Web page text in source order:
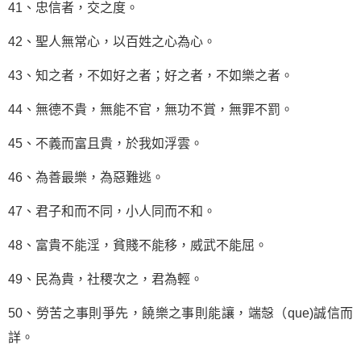
41、忠信者，交之度。
42、聖人無常心，以百姓之心為心。
43、知之者，不如好之者；好之者，不如樂之者。
44、無德不貴，無能不官，無功不賞，無罪不罰。
45、不義而富且貴，於我如浮雲。
46、為善最樂，為惡難逃。
47、君子和而不同，小人同而不和。
48、富貴不能淫，貧賤不能移，威武不能屈。
49、民為貴，社稷次之，君為輕。
50、勞苦之事則爭先，饒樂之事則能讓，端愨（que)誠信而
詳。